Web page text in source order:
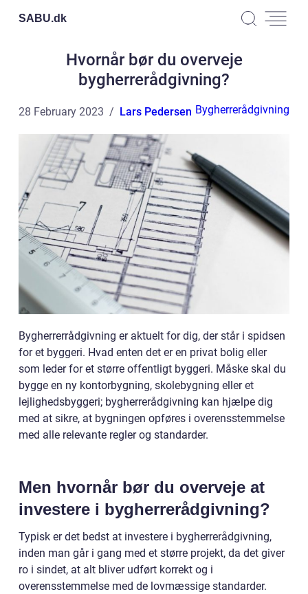
SABU.dk
Hvornår bør du overveje
bygherrerådgivning?
28 February 2023 Lars Pedersen Bygherrerådgivning
Bygherrerrådgivning er aktuelt for dig, der står i spidsen
for et byggeri. Hvad enten det er en privat bolig eller
som leder for et større offentligt byggeri. Måske skal du
bygge en ny kontorbygning, skolebygning eller et
lejlighedsbyggeri; bygherrerådgivning kan hjælpe dig
med at sikre, at bygningen opføres i overensstemmelse
med alle relevante regler og standarder.
Men hvornår bør du overveje at
investere i bygherrerådgivning?
Typisk er det bedst at investere i bygherrerådgivning,
inden man går i gang med et større projekt, da det giver
ro i sindet, at alt bliver udført korrekt og i
overensstemmelse med de lovmæssige standarder.